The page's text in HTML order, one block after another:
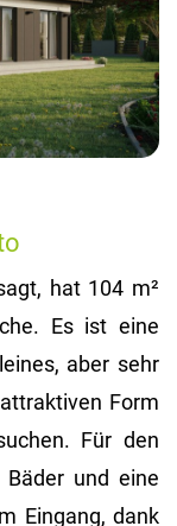
hat 104 m²
Es ist eine
aber sehr
Form
Für den
und eine
Eingang, dank